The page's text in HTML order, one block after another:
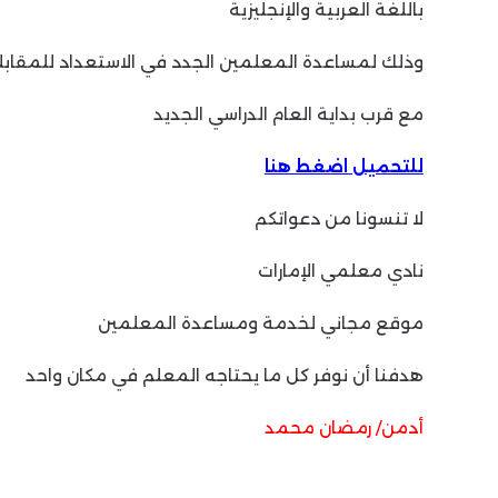
باللغة العربية والإنجليزية
وذلك لمساعدة المعلمين الجدد في الاستعداد
مع قرب بداية العام الدراسي الجديد
للتحميل اضغط هنا
لا تنسونا من دعواتكم
نادي معلمي الإمارات
موقع مجاني لخدمة ومساعدة المعلمين
هدفنا أن نوفر كل ما يحتاجه المعلم في مكان واحد
أدمن/ رمضان محمد